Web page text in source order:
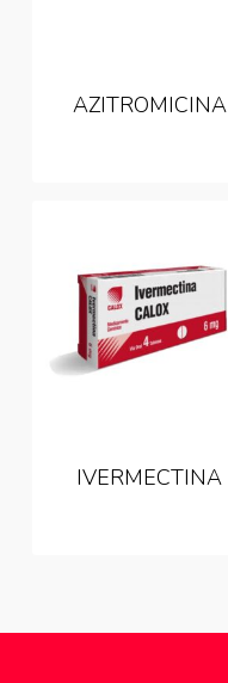
AZITROMICINA
IVERMECTINA